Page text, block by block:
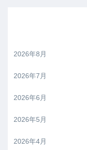
2026年8月
2026年7月
2026年6月
2026年5月
2026年4月